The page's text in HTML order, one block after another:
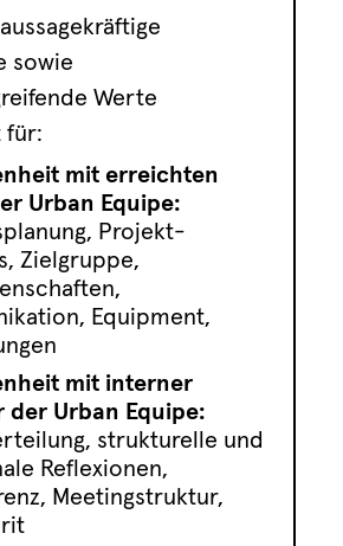
sowie
Werte
für:
mit erreichten
Urban Equipe:
Projekt-
Zielgruppe,
Equipment,
mit interner
der Urban Equipe:
strukturelle und
Reflexionen,
Meetingstruktur,